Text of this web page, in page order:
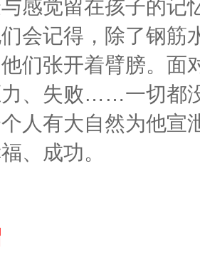
感觉留在孩子的记
会记得，除了钢筋
们张开着臂膀。面
、失败……一切都
有大自然为他宣
、成功。